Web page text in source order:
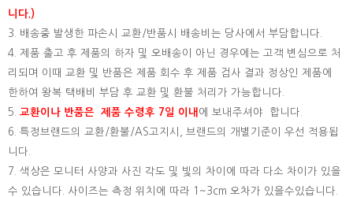
니다.)
3. 배송중 발생한 파손시 교환/반품시 배송비는 당사에서 부담합니다.
4. 제품 출고 후 제품의 하자 및 오배송이 아닌 경우에는 고객 변심으로 처
리되며 이때 교환 및 반품은 제품 회수 후 제품 검사 결과 정상인 제품에
한하여 왕복 택배비 부담 후 교환 및 환불 처리가 가능합니다.
5. 교환이나 반품은 제품 수령후 7일 이내 에 보내주셔야 합니다.
6. 특정브랜드의 교환/환불/AS고지시, 브랜드의 개별기준이 우선 적용됩
니다.
7. 색상은 모니터 사양과 사진 각도 및 빛의 차이에 따라 다소 차이가 있을
수 있습니다. 사이즈는 측정 위치에 따라 1~3cm 오차가 있을수있습니다.